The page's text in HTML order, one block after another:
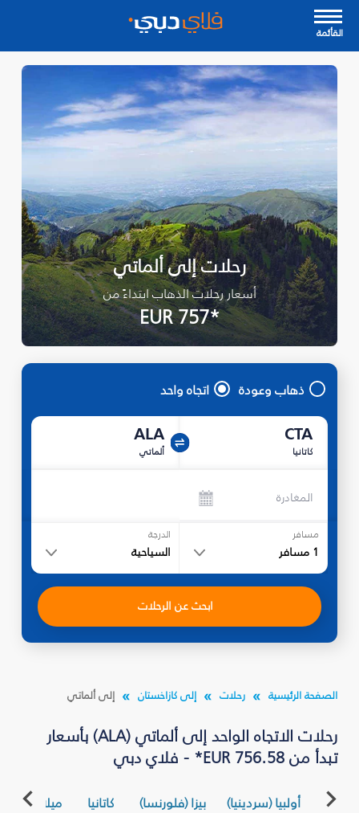
القأئمة
رحلات إلى ألماتي
أسعار رحلات الذهاب ابتداءً من
*EUR 757
ذهاب وعودة اتجاه واحد
CTA
كاتانيا
ALA
ألماتي
المغادرة
مسافر
1 مسافر
الدرجة
السياحية
ابحث عن الرحلات
الصفحة الرئيسية رحلات إلى كازاخستان إلى ألماتي
رحلات الاتجاه الواحد إلى ألماتي (ALA) بأسعار
تبدأ من EUR 756.58* - فلاي دبي
أولبيا (سردينيا) بيزا (فلورنسا) كاتانيا ميلان